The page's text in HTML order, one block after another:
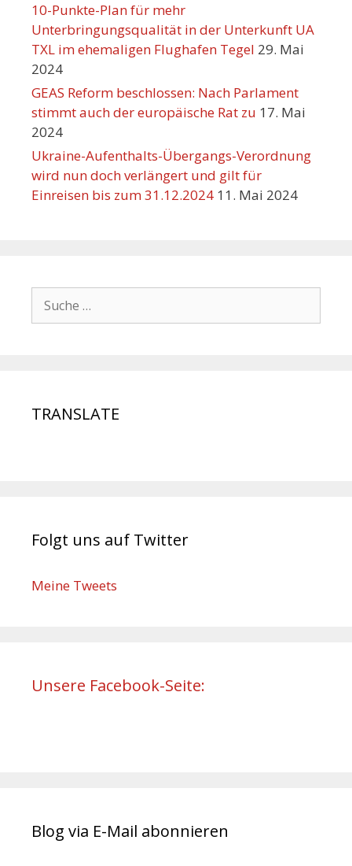
10-Punkte-Plan für mehr
Unterbringungsqualität in der Unterkunft UA
TXL im ehemaligen Flughafen Tegel 29. Mai
2024
GEAS Reform beschlossen: Nach Parlament
stimmt auch der europäische Rat zu 17. Mai
2024
Ukraine-Aufenthalts-Übergangs-Verordnung
wird nun doch verlängert und gilt für
Einreisen bis zum 31.12.2024 11. Mai 2024
TRANSLATE
Folgt uns auf Twitter
Meine Tweets
Unsere Facebook-Seite:
Blog via E-Mail abonnieren